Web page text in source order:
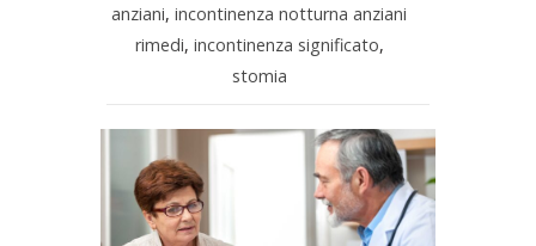
anziani,incontinenza notturna anziani
rimedi, incontinenza significato,
stomia